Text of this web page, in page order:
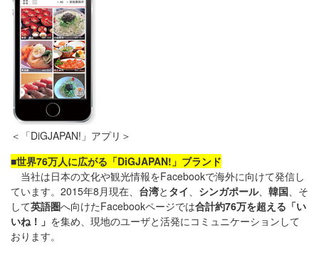
＜「DiGJAPAN!」アプリ＞
■世界76万人に広がる「DiGJAPAN!」ブランド
当社は日本の文化や観光情報をFacebookで海外に向けて発信し
ています。2015年8月現在、 台湾と タイ、 シンガポール、 韓国、そ
して英語圏へ向けたFacebookページでは合計約76万を超える「い
いね！」 を集め、現地のユーザと活発にコミュニケーションして
おります。